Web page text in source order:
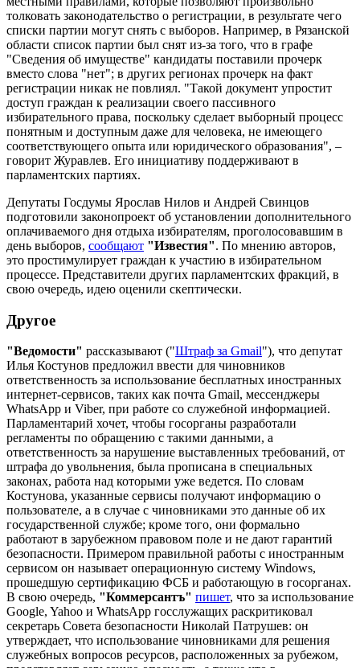
толковать законодательство о регистрации, в результате чего
списки партии могут снять с выборов. Например, в Рязанской
области список партии был снят из-за того, что в графе
"Сведения об имуществе" кандидаты поставили прочерк
вместо слова "нет"; в других регионах прочерк на факт
регистрации никак не повлиял. "Такой документ упростит
доступ граждан к реализации своего пассивного
избирательного права, поскольку сделает выборный процесс
понятным и доступным даже для человека, не имеющего
соответствующего опыта или юридического образования", –
говорит Журавлев. Его инициативу поддерживают в
парламентских партиях.
Депутаты Госдумы Ярослав Нилов и Андрей Свинцов
подготовили законопроект об установлении дополнительного
оплачиваемого дня отдыха избирателям, проголосовавшим в
день выборов, сообщают "Известия". По мнению авторов,
это простимулирует граждан к участию в избирательном
процессе. Представители других парламентских фракций, в
свою очередь, идею оценили скептически.
Другое
"Ведомости" рассказывают ("Штраф за Gmail"), что депутат
Илья Костунов предложил ввести для чиновников
ответственность за использование бесплатных иностранных
интернет-сервисов, таких как почта Gmail, мессенджеры
WhatsApp и Viber, при работе со служебной информацией.
Парламентарий хочет, чтобы госорганы разработали
регламенты по обращению с такими данными, а
ответственность за нарушение выставленных требований, от
штрафа до увольнения, была прописана в специальных
законах, работа над которыми уже ведется. По словам
Костунова, указанные сервисы получают информацию о
пользователе, а в случае с чиновниками это данные об их
государственной службе; кроме того, они формально
работают в зарубежном правовом поле и не дают гарантий
безопасности. Примером правильной работы с иностранным
сервисом он называет операционную систему Windows,
прошедшую сертификацию ФСБ и работающую в госорганах.
В свою очередь, "Коммерсантъ" пишет, что за использование
Google, Yahoo и WhatsApp госслужащих раскритиковал
секретарь Совета безопасности Николай Патрушев: он
утверждает, что использование чиновниками для решения
служебных вопросов ресурсов, расположенных за рубежом,